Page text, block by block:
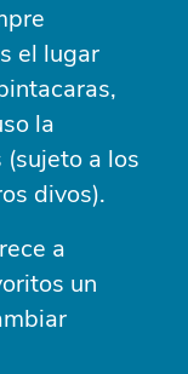
el lugar
la
a los
divos).
a
un